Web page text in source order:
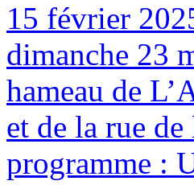
15 février
dimanche 23
hameau de
et de la rue
programme :